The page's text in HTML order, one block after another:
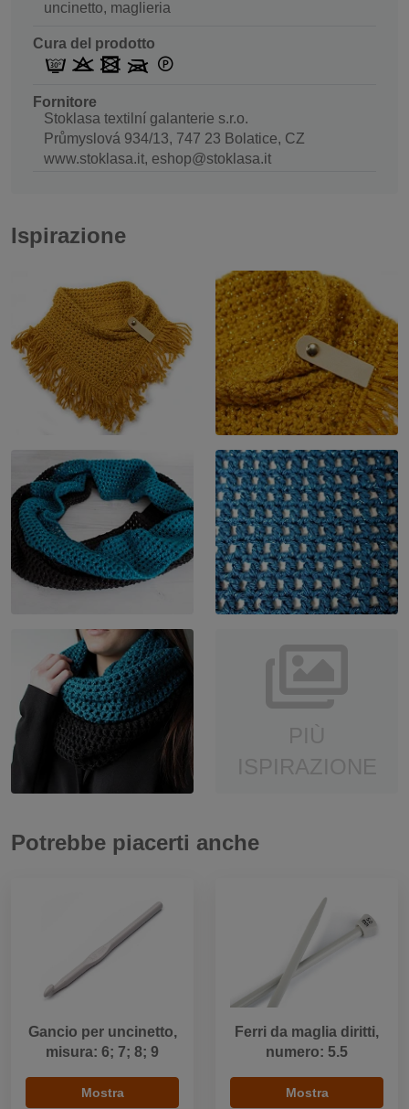
uncinetto, maglieria
Cura del prodotto
Fornitore
Stoklasa textilní galanterie s.r.o.
Průmyslová 934/13, 747 23 Bolatice, CZ
www.stoklasa.it, eshop@stoklasa.it
Ispirazione
Potrebbe piacerti anche
Gancio per uncinetto,
misura: 6; 7; 8; 9
Mostra
Ferri da maglia diritti,
numero: 5.5
Mostra